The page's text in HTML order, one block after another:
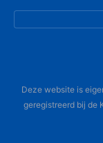
Deze website is
geregistreerd bij de